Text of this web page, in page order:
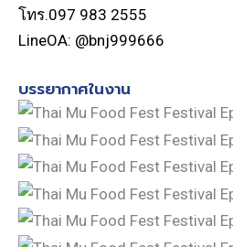
โทร.097 983 2555
LineOA: @bnj999666
บรรยากาศในงาน